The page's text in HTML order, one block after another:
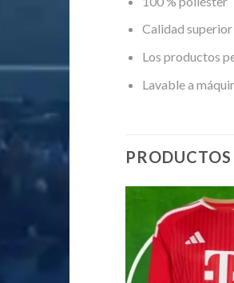
Calidad superior
Los productos
Lavable a